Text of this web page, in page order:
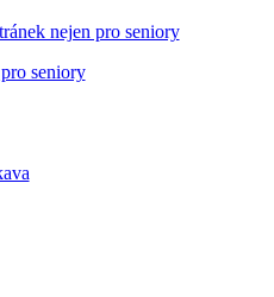
nejen pro seniory